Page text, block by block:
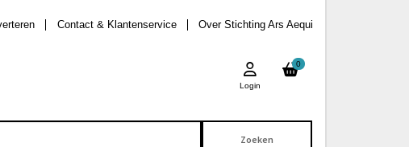
Over Stichting Ars Aequi
Contact & Klantenservice
0
Login